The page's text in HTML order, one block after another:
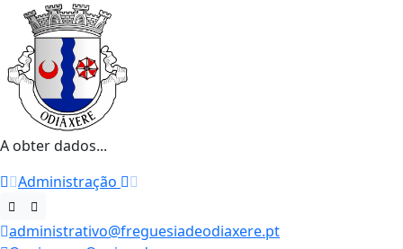
A obter dados...
Administração
administrativo@freguesiadeodiaxere.pt